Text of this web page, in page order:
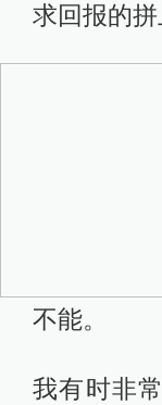
求回报的拼
不能。
我有时非